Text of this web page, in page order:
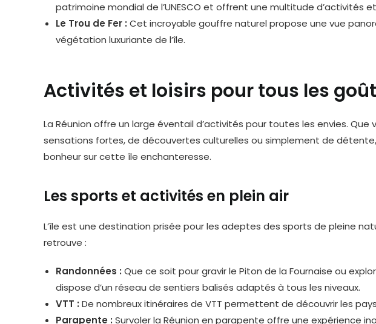
patrimoine mondial de l’UNESCO et offrent une multitude d’activités
Le Trou de Fer : Cet incroyable gouffre naturel propose une vue
végétation luxuriante de l’île.
Activités et loisirs pour tous les
La Réunion offre un large éventail d’activités pour toutes les envies. Que
sensations fortes, de découvertes culturelles ou simplement de
bonheur sur cette île enchanteresse.
Les sports et activités en plein air
L’île est une destination prisée pour les adeptes des sports de pleine
retrouve :
Randonnées : Que ce soit pour gravir le Piton de la Fournaise ou
dispose d’un réseau de sentiers balisés adaptés à tous les niveaux.
VTT : De nombreux itinéraires de VTT permettent de découvrir les
Parapente : Survoler la Réunion en parapente offre une expérience